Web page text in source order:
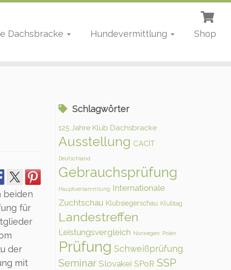
Dachsbracke Hundevermittlung Shop
beiden
für
der
mit
Schlagwörter
125 Jahre Klub Dachsbracke
Ausstellung CACIT
Deutschland
Gebrauchsprüfung
Hauptversammlung Internationale
Zuchtschau Klubsiegerschau Klubtag
Landestreffen
Leistungsvergleich Norwegen Polen
Prüfung Schweißprüfung
Seminar Slovakei SPoR SSP